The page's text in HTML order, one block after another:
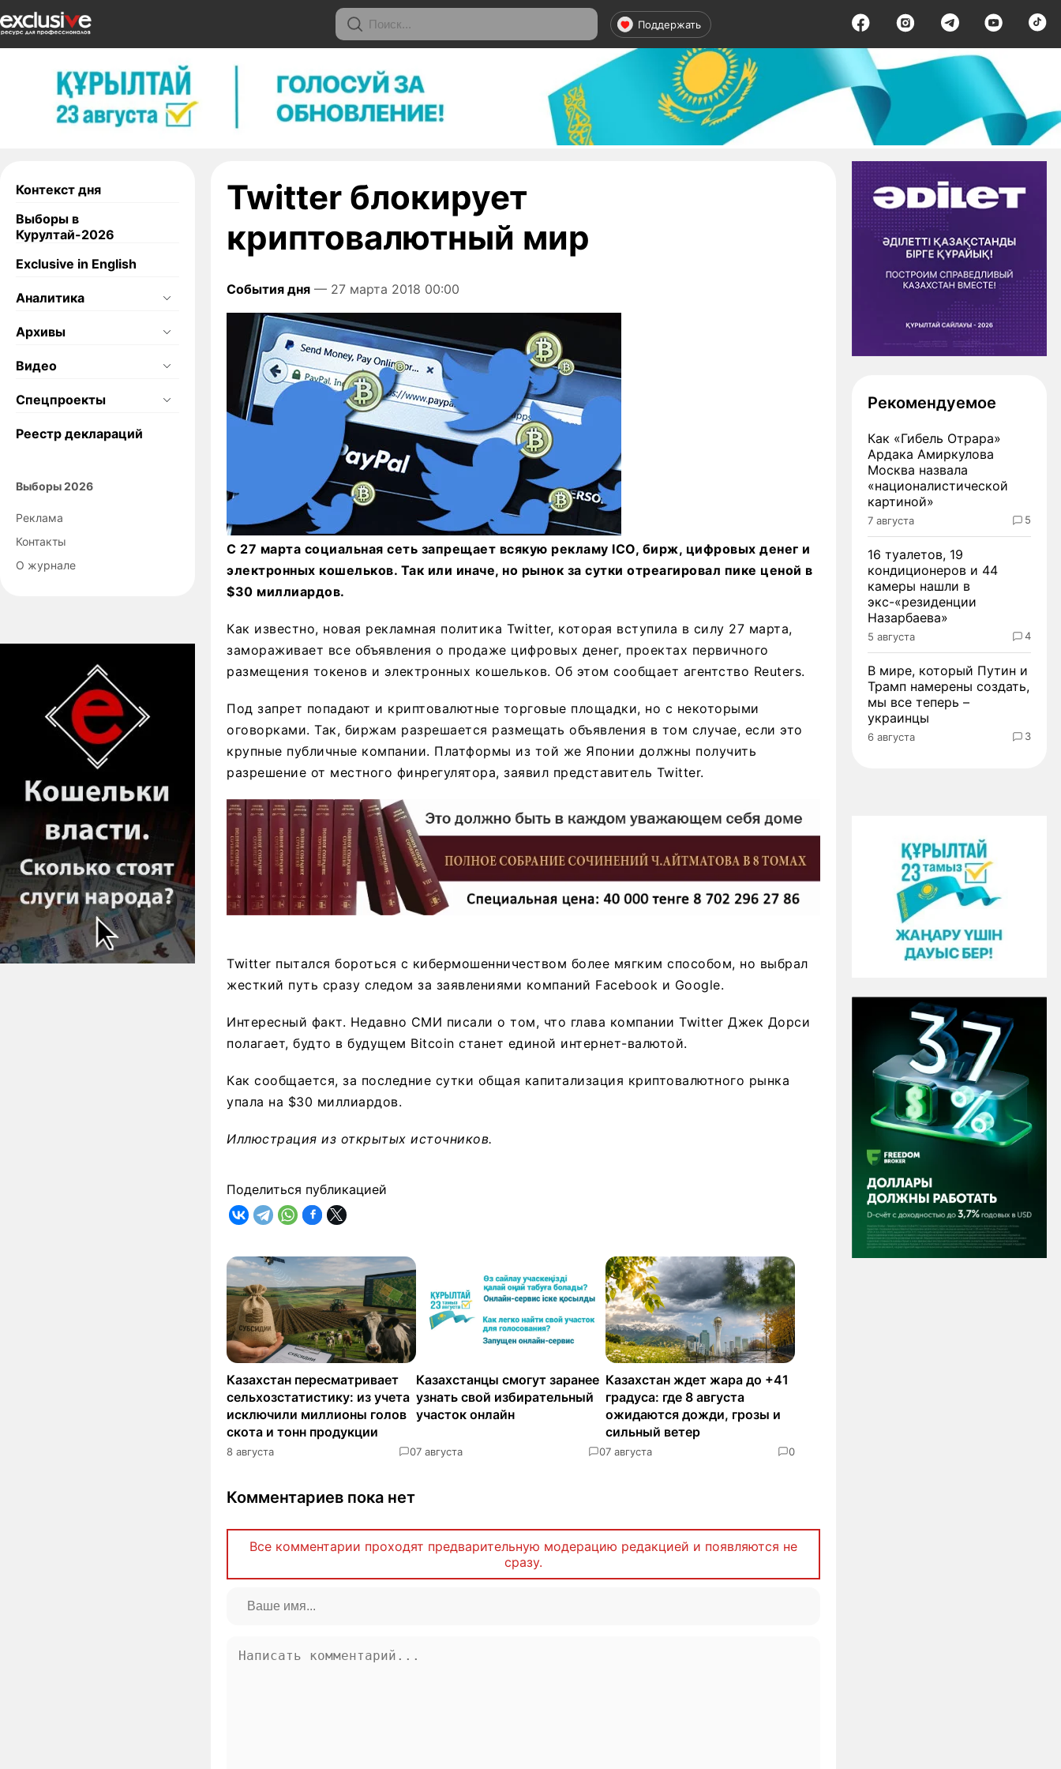
Поддержать
Контекст дня
Выборы в
Курултай-2026
Exclusive in English
Аналитика
Архивы
Видео
Спецпроекты
Реестр деклараций
Выборы 2026
Реклама
Контакты
О журнале
Twitter блокирует
криптовалютный мир
События дня — 27 марта 2018 00:00
С 27 марта социальная сеть запрещает всякую рекламу ICO, бирж, цифровых денег и
электронных кошельков. Так или иначе, но рынок за сутки отреагировал пике ценой в
$30 миллиардов.
Как известно, новая рекламная политика Twitter, которая вступила в силу 27 марта,
замораживает все объявления о продаже цифровых денег, проектах первичного
размещения токенов и электронных кошельков. Об этом сообщает агентство Reuters.
Под запрет попадают и криптовалютные торговые площадки, но с некоторыми
оговорками. Так, биржам разрешается размещать объявления в том случае, если это
крупные публичные компании. Платформы из той же Японии должны получить
разрешение от местного финрегулятора, заявил представитель Twitter.
Twitter пытался бороться с кибермошенничеством более мягким способом, но выбрал
жесткий путь сразу следом за заявлениями компаний Facebook и Google.
Интересный факт. Недавно СМИ писали о том, что глава компании Twitter Джек Дорси
полагает, будто в будущем Bitcoin станет единой интернет-валютой.
Как сообщается, за последние сутки общая капитализация криптовалютного рынка
упала на $30 миллиардов.
Иллюстрация из открытых источников.
Поделиться публикацией
Казахстан пересматривает
сельхозстатистику: из учета
исключили миллионы голов
скота и тонн продукции
8 августа 0
Казахстанцы смогут заранее
узнать свой избирательный
участок онлайн
7 августа 0
Казахстан ждет жара до +41
градуса: где 8 августа
ожидаются дожди, грозы и
сильный ветер
7 августа 0
Комментариев пока нет
Все комментарии проходят предварительную модерацию редакцией и появляются не
сразу.
Рекомендуемое
Как «Гибель Отрара»
Ардака Амиркулова
Москва назвала
«националистической
картиной»
7 августа 5
16 туалетов, 19
кондиционеров и 44
камеры нашли в
экс-«резиденции
Назарбаева»
5 августа 4
В мире, который Путин и
Трамп намерены создать,
мы все теперь –
украинцы
6 августа 3